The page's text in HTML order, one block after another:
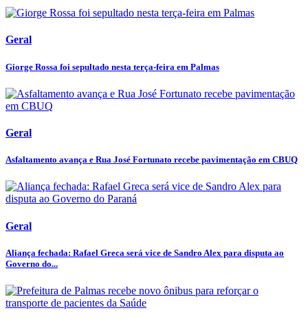
Geral
Giorge Rossa foi sepultado nesta terça-feira em Palmas
Geral
Asfaltamento avança e Rua José Fortunato recebe pavimentação em CBUQ
Geral
Aliança fechada: Rafael Greca será vice de Sandro Alex para disputa ao
Governo do...